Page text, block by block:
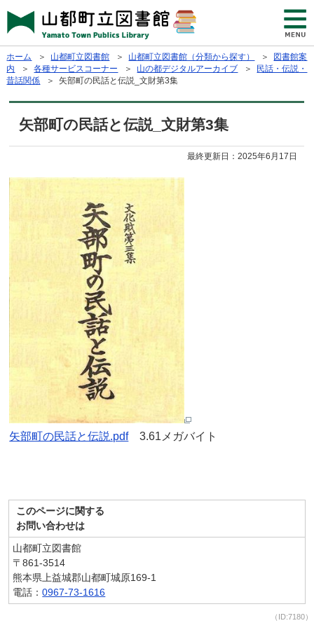
ホーム ＞ 山都町立図書館 ＞ 山都町立図書館（分類から探す） ＞
図書館案
内
＞各種サービスコーナー ＞ 山の都デジタルアーカイブ ＞
民話・伝説・
昔話関係 ＞ 矢部町の民話と伝説_文財第3集
矢部町の民話と伝説_文財第3集
最終更新日：2025年6月17日
矢部町の民話と伝説.pdf3.61メガバイト
このページに関する
お問い合わせは
山都町立図書館
〒861-3514
熊本県上益城郡山都町城原169-1
電話：0967-73-1616
（ID:7180）